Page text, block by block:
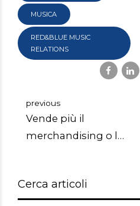
MUSICA
RED&BLUE MUSIC
RELATIONS
previous
Vende più il
merchandising o lo
Cerca articoli